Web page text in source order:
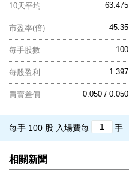
63.475
10天平均
45.35
市盈率(倍)
100
每手股數
1.397
每股盈利
0.050 / 0.050
買賣差價
每手 100 股 入場費每 手
相關新聞